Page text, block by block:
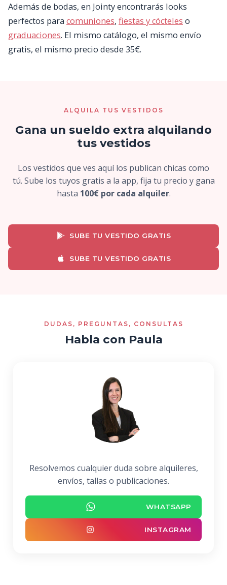
Además de bodas, en Jointy encontrarás looks
perfectos para comuniones, fiestas y cócteles o
graduaciones. El mismo catálogo, el mismo envío
gratis, el mismo precio desde 35€.
ALQUILA TUS VESTIDOS
Gana un sueldo extra alquilando
tus vestidos
Los vestidos que ves aquí los publican chicas como
tú. Sube los tuyos gratis a la app, fija tu precio y gana
hasta 100€ por cada alquiler.
SUBE TU VESTIDO GRATIS
SUBE TU VESTIDO GRATIS
DUDAS, PREGUNTAS, CONSULTAS
Habla con Paula
Resolvemos cualquier duda sobre alquileres,
envíos, tallas o publicaciones.
WHATSAPP
INSTAGRAM